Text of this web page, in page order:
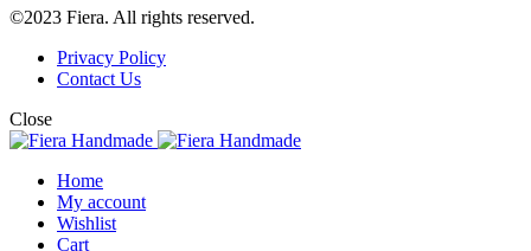
©2023 Fiera. All rights reserved.
Privacy Policy
Contact Us
Close
Home
My account
Wishlist
Cart